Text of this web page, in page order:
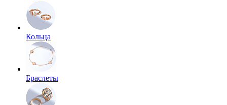
Кольца
Браслеты